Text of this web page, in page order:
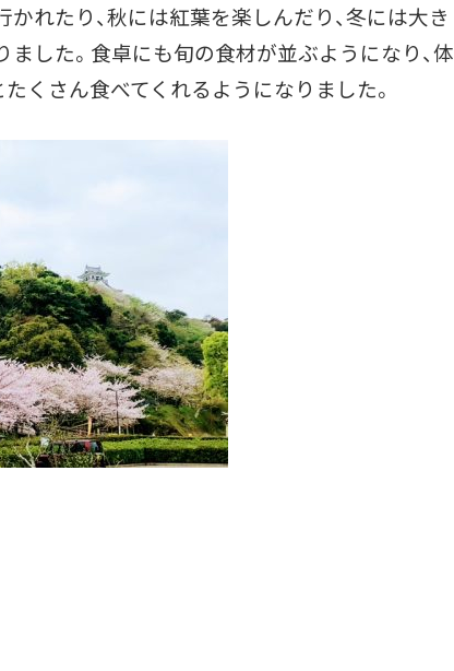
れたり、秋には紅葉を楽しんだり、冬には大き
した。食卓にも旬の食材が並ぶようになり、体
くさん食べてくれるようになりました。